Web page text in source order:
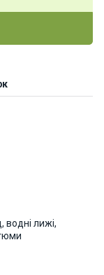
водні лижі,